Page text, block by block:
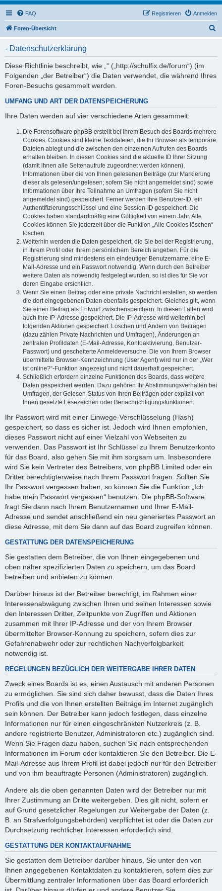
FAQ Anmelden
Registrieren
Foren-Übersicht
- Datenschutzerklärung
Diese Richtlinie beschreibt, wie „“ („http://schulfix.de/forum“) (im
Folgenden „der Betreiber“) die Daten verwendet, die während Ihres
Foren-Besuchs gesammelt werden.
UMFANG UND ART DER DATENSPEICHERUNG
Ihre Daten werden auf vier verschiedene Arten gesammelt:
Die Forensoftware phpBB erstellt bei Ihrem Besuch des Boards mehrere
Cookies. Cookies sind kleine Textdateien, die Ihr Browser als temporäre
Dateien ablegt und die zwischen den einzelnen Aufrufen des Boards
erhalten bleiben. In diesen Cookies sind die aktuelle ID Ihrer Sitzung
(damit Ihnen alle Seitenaufrufe zugeordnet werden können),
Informationen über die von Ihnen gelesenen Beiträge (zur Markierung
dieser als gelesen/ungelesen; sofern Sie nicht angemeldet sind) sowie
Informationen über Ihre Teilnahme an Umfragen (sofern Sie nicht
angemeldet sind) gespeichert. Ferner werden Ihre Benutzer-ID, ein
Authentifizierungsschlüssel und eine Session-ID gespeichert. Die
Cookies haben standardmäßig eine Gültigkeit von einem Jahr. Alle
Cookies können Sie jederzeit über die Funktion „Alle Cookies löschen“
löschen.
Weiterhin werden die Daten gespeichert, die Sie bei der Registrierung,
in Ihrem Profil oder Ihrem persönlichem Bereich angeben. Für die
Registrierung sind mindestens ein eindeutiger Benutzername, eine E-
Mail-Adresse und ein Passwort notwendig. Wenn durch den Betreiber
weitere Daten als notwendig festgelegt wurden, so ist dies für Sie vor
deren Eingabe ersichtlich.
Wenn Sie einen Beitrag oder eine private Nachricht erstellen, so werden
die dort eingegebenen Daten ebenfalls gespeichert. Gleiches gilt, wenn
Sie einen Beitrag als Entwurf zwischenspeichern. In diesen Fällen wird
auch Ihre IP-Adresse gespeichert. Die IP-Adresse wird weiterhin bei
folgenden Aktionen gespeichert: Löschen und Ändern von Beiträgen
(dazu zählen Private Nachrichten und Umfragen), Änderungen an
zentralen Profildaten (E-Mail-Adresse, Kontoaktivierung, Benutzer-
Passwort) und gescheiterte Anmeldeversuche. Die von Ihrem Browser
übermittelte Browser-Kennzeichnung (User Agent) wird nur in der „Wer
ist online?“-Funktion angezeigt und nicht dauerhaft gespeichert.
Schließlich erfordern einzelne Funktionen des Boards, dass weitere
Daten gespeichert werden. Dazu gehören Ihr Abstimmungsverhalten bei
Umfragen, der Gelesen-Status von Ihren Beiträgen oder explizit von
Ihnen gesetzte Lesezeichen oder Benachrichtigungsfunktionen.
Ihr Passwort wird mit einer Einwege-Verschlüsselung (Hash)
gespeichert, so dass es sicher ist. Jedoch wird Ihnen empfohlen,
dieses Passwort nicht auf einer Vielzahl von Webseiten zu
verwenden. Das Passwort ist Ihr Schlüssel zu Ihrem Benutzerkonto
für das Board, also gehen Sie mit ihm sorgsam um. Insbesondere
wird Sie kein Vertreter des Betreibers, von phpBB Limited oder ein
Dritter berechtigterweise nach Ihrem Passwort fragen. Sollten Sie
Ihr Passwort vergessen haben, so können Sie die Funktion „Ich
habe mein Passwort vergessen“ benutzen. Die phpBB-Software
fragt Sie dann nach Ihrem Benutzernamen und Ihrer E-Mail-
Adresse und sendet anschließend ein neu generiertes Passwort an
diese Adresse, mit dem Sie dann auf das Board zugreifen können.
GESTATTUNG DER DATENSPEICHERUNG
Sie gestatten dem Betreiber, die von Ihnen eingegebenen und
oben näher spezifizierten Daten zu speichern, um das Board
betreiben und anbieten zu können.
Darüber hinaus ist der Betreiber berechtigt, im Rahmen einer
Interessenabwägung zwischen Ihren und seinen Interessen sowie
den Interessen Dritter, Zeitpunkte von Zugriffen und Aktionen
zusammen mit Ihrer IP-Adresse und der von Ihrem Browser
übermittelter Browser-Kennung zu speichern, sofern dies zur
Gefahrenabwehr oder zur rechtlichen Nachverfolgbarkeit
notwendig ist.
REGELUNGEN BEZÜGLICH DER WEITERGABE IHRER DATEN
Zweck eines Boards ist es, einen Austausch mit anderen Personen
zu ermöglichen. Sie sind sich daher bewusst, dass die Daten Ihres
Profils und die von Ihnen erstellten Beiträge im Internet zugänglich
sein können. Der Betreiber kann jedoch festlegen, dass einzelne
Informationen nur für einen eingeschränkten Nutzerkreis (z. B.
andere registrierte Benutzer, Administratoren etc.) zugänglich sind.
Wenn Sie Fragen dazu haben, suchen Sie nach entsprechenden
Informationen im Forum oder kontaktieren Sie den Betreiber. Die E-
Mail-Adresse aus Ihrem Profil ist dabei jedoch nur für den Betreiber
und von ihm beauftragte Personen (Administratoren) zugänglich.
Andere als die oben genannten Daten wird der Betreiber nur mit
Ihrer Zustimmung an Dritte weitergeben. Dies gilt nicht, sofern er
auf Grund gesetzlicher Regelungen zur Weitergabe der Daten (z.
B. an Strafverfolgungsbehörden) verpflichtet ist oder die Daten zur
Durchsetzung rechtlicher Interessen erforderlich sind.
GESTATTUNG DER KONTAKTAUFNAHME
Sie gestatten dem Betreiber darüber hinaus, Sie unter den von
Ihnen angegebenen Kontaktdaten zu kontaktieren, sofern dies zur
Übermittlung zentraler Informationen über das Board erforderlich